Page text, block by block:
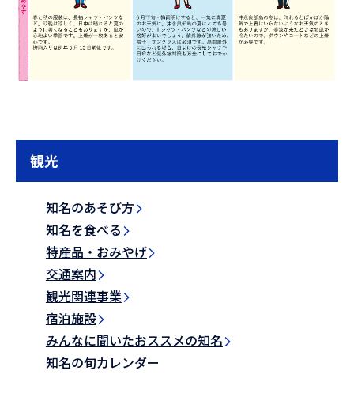
観光
知名のあそび方
知名を食べる
特産品・おみやげ
交通案内
観光関連事業
宿泊施設
みんなに聞いたおススメの知名
知名の旬カレンダー